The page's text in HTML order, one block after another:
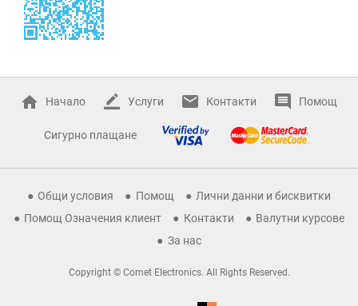
Начало Услуги Контакти Помощ
Сигурно плащане
Общи условия Помощ
Лични данни и бисквитки
Помощ Означения клиент
Контакти
Валутни курсове
За нас
Copyright © Comet Electronics. All Rights Reserved.